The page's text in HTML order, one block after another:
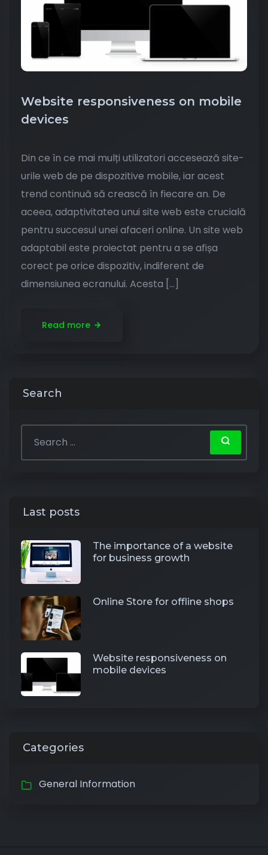
Website responsiveness on mobile
devices
Din ce în ce mai mulți utilizatori accesează site-
urile web de pe dispozitive mobile, iar acest
trend continuă să crească în fiecare an. De
aceea, adaptivitatea unui site web este crucială
pentru succesul unei afaceri online. Un site web
adaptabil este proiectat pentru a se afișa
corect pe orice dispozitiv, indiferent de
dimensiunea ecranului. Acesta […]
Read more
Search
Last posts
The importance of a website
for business growth
Online Store for offline shops
Website responsiveness on
mobile devices
Categories
General Information